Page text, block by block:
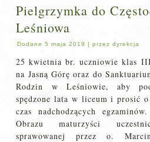
Pielgrzymka do
Leśniowa
Dodane 5 maja 2019 |przez dyrekcja
25 kwietnia br. uczniowie klas
na Jasną Górę oraz do
Rodzin w Leśniowie, aby
spędzone lata w liceum i prosić
czas nadchodzących
Obrazu maturzyści
sprawowanej przez o.